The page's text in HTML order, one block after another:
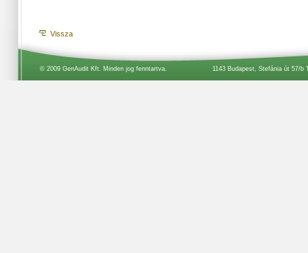
Vissza
1143 Budapest, Stefánia út 57/b
© 2009 GenAudit Kft. Minden jog fenntartva.